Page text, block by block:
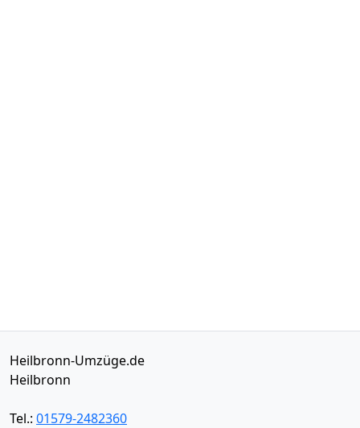
Heilbronn-Umzüge.de
Heilbronn
Tel.: 01579-2482360